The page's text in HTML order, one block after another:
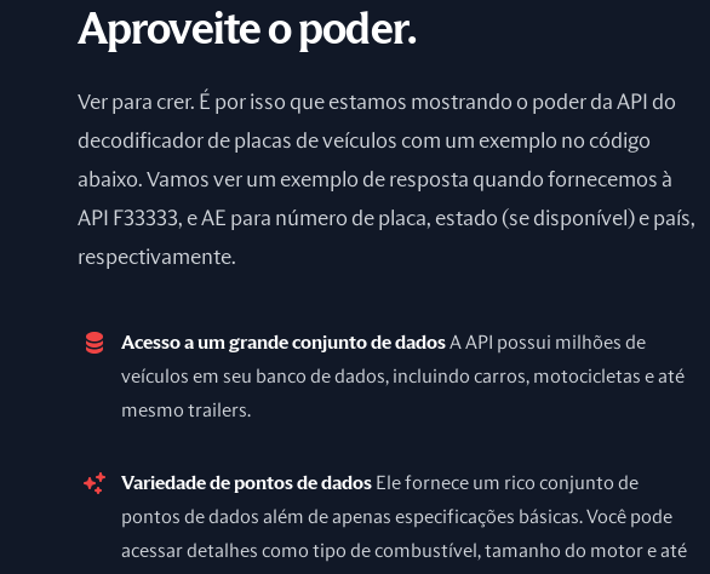
Aproveite o poder.
Ver para crer. É por isso que estamos mostrando o poder da API do
decodificador de placas de veículos com um exemplo no código
abaixo. Vamos ver um exemplo de resposta quando fornecemos à
API F33333, e AE para número de placa, estado (se disponível) e país,
respectivamente.
Acesso a um grande conjunto de dadosA API possui milhões de
veículos em seu banco de dados, incluindo carros, motocicletas e até
mesmo trailers.
Variedade de pontos de dados Ele fornece um rico conjunto de
pontos de dados além de apenas especificações básicas. Você pode
acessar detalhes como tipo de combustível, tamanho do motor e até